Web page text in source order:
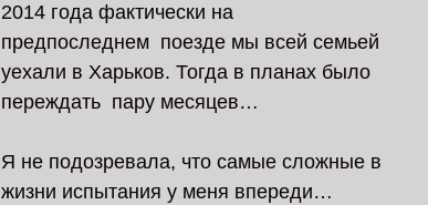
2014 года фактически на
предпоследнем  поезде мы всей семьей
уехали в Харьков. Тогда в планах было
переждать  пару месяцев…
Я не подозревала, что самые сложные в
жизни испытания у меня впереди…